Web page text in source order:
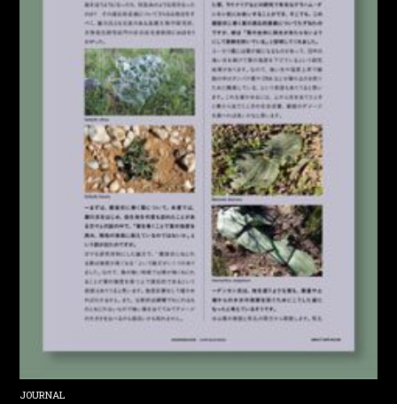
JOURNAL